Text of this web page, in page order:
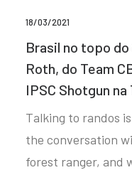
18/03/2021
Brasil no topo
Roth, do Team
IPSC Shotgun na
Talking to randos
the conversation
forest ranger, and